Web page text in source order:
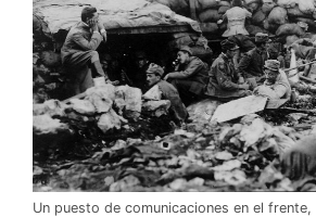
Un puesto de comunicaciones en el